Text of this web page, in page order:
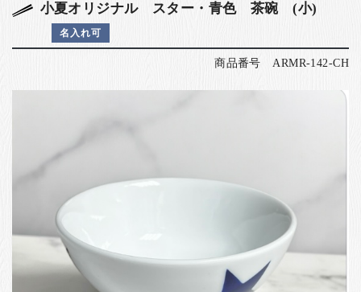
箸（贈答用・自宅用）
ご利用ガイド
法人・飲食店のお客様
お客様の声
店舗紹介
お問い合わせ
小夏オリジナル スター・青色 茶碗 (小)
名入れ可
商品番号 ARMR-142-CH